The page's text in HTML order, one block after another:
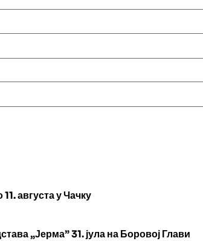
августа у Чачку
„Јерма” 31. јула на Боровој Глави